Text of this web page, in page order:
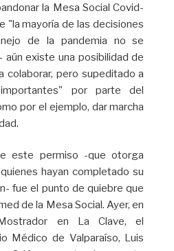
la Mesa Social Covid-
"la mayoría de las decisiones
de la pandemia no se
existe una posibilidad de
colaborar, pero supeditado a
por parte del
por el ejemplo, dar marcha
este permiso -que otorga
hayan completado su
fue el punto de quiebre que
de la Mesa Social. Ayer, en
en La Clave, el
Médico de Valparaíso, Luis